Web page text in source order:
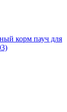
корм пауч для